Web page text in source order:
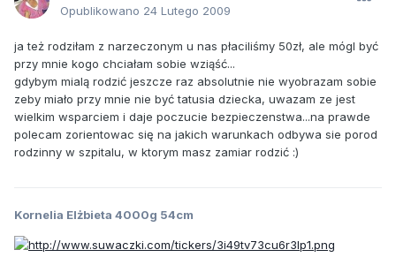
Opublikowano 24 Lutego 2009
ja też rodziłam z narzeczonym u nas płaciliśmy 50zł, ale mógl być
przy mnie kogo chciałam sobie wziąść...
gdybym mialą rodzić jeszcze raz absolutnie nie wyobrazam sobie
zeby miało przy mnie nie być tatusia dziecka, uwazam ze jest
wielkim wsparciem i daje poczucie bezpieczenstwa...na prawde
polecam zorientowac się na jakich warunkach odbywa sie porod
rodzinny w szpitalu, w ktorym masz zamiar rodzić :)
Kornelia Elżbieta 4000g 54cm